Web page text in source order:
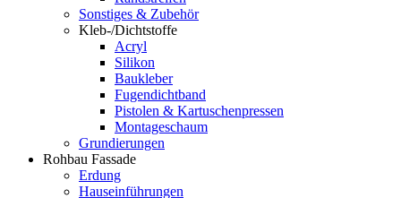
Sonstiges & Zubehör
Kleb-/Dichtstoffe
Acryl
Silikon
Baukleber
Fugendichtband
Pistolen & Kartuschenpressen
Montageschaum
Grundierungen
Rohbau Fassade
Erdung
Hauseinführungen